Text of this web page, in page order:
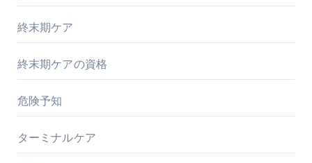
終末期ケア
終末期ケアの資格
危険予知
ターミナルケア